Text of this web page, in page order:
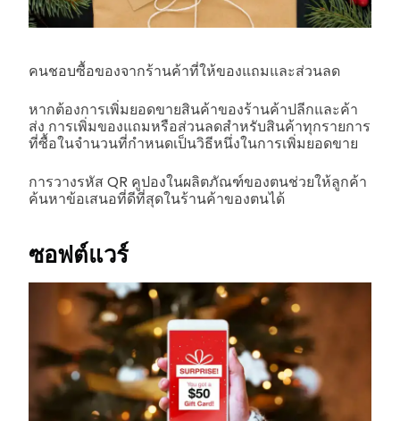
คนชอบซื้อของจากร้านค้าที่ให้ของแถมและส่วนลด
หากต้องการเพิ่มยอดขายสินค้าของร้านค้าปลีกและค้า
ส่ง การเพิ่มของแถมหรือส่วนลดสำหรับสินค้าทุกรายการ
ที่ซื้อในจำนวนที่กำหนดเป็นวิธีหนึ่งในการเพิ่มยอดขาย
การวางรหัส QR คูปองในผลิตภัณฑ์ของตนช่วยให้ลูกค้า
ค้นหาข้อเสนอที่ดีที่สุดในร้านค้าของตนได้
ซอฟต์แวร์